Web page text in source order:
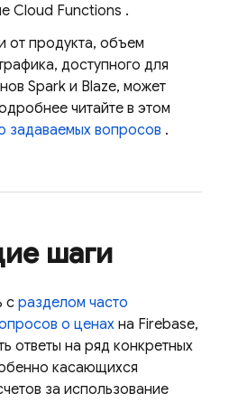
Cloud Functions .
от продукта, объем
доступного для
Spark и Blaze, может
читайте в этом
задаваемых вопросов .
шаги
с разделом часто
о ценах на Firebase,
ответы на ряд конкретных
касающихся
за использование